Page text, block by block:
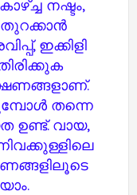
നഷ്ടം,
തുറക്കാൻ
ഇക്കിളി
തന്നെ
ഉണ്ട്. വായ,